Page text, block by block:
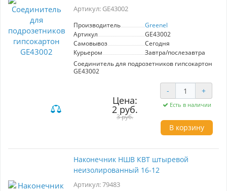
Артикул: GE43002
Производитель
Greenel
Артикул
GE43002
Самовывоз
Сегодня
Курьером
Завтра/послезавтра
Соединитель для подрозетников гипсокартон
GE43002
Цена:
2 руб.
3 руб.
- +
Есть в наличии
В корзину
Наконечник НШВ КВТ штыревой
неизолированный 16-12
Артикул: 79483